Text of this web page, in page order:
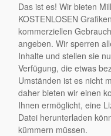
Das ist es! Wir bieten
KOSTENLOSEN
kommerziellen
angeben. Wir sperren
Inhalte und stellen sie
Verfügung, die etwas
Umständen ist es nicht
daher bieten wir einen
Ihnen ermöglicht, eine
Datei herunterladen
kümmern müssen.